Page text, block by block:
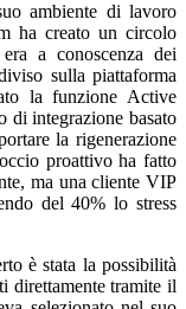
ambiente di lavoro
ha creato un circolo
a conoscenza dei
sulla piattaforma
la funzione Active
di integrazione basato
la rigenerazione
proattivo ha fatto
ma una cliente VIP
del 40% lo stress
è stata la possibilità
direttamente tramite il